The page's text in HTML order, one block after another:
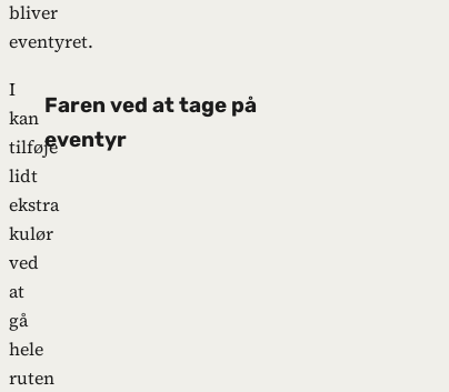
bliver
eventyret.
I
kan
tilføje
lidt
ekstra
kulør
ved
at
gå
hele
ruten
Faren ved at tage på
eventyr